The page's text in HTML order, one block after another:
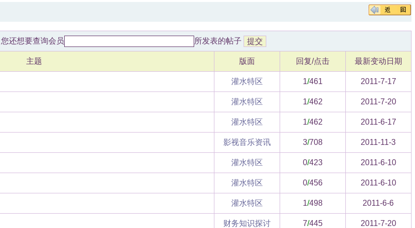
您还想要查询会员 所发表的帖子
主题 版面 回复/点击 最新变动日期
灌水特区 1/461 2011-7-17
灌水特区 1/462 2011-7-20
灌水特区 1/462 2011-6-17
影视音乐资讯 3/708 2011-11-3
灌水特区 0/423 2011-6-10
灌水特区 0/456 2011-6-10
灌水特区 1/498 2011-6-6
财务知识探讨 7/445 2011-7-20